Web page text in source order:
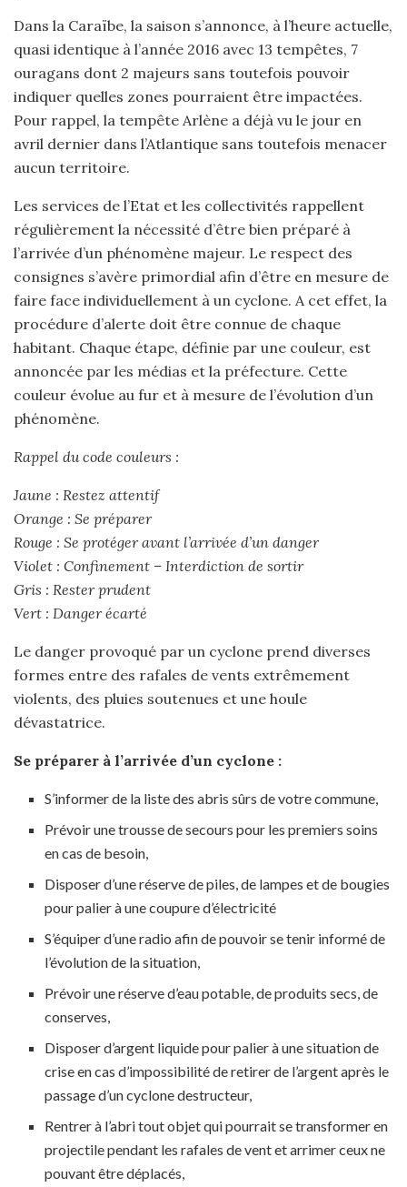
Dans la Caraïbe, la saison s’annonce, à l’heure actuelle,
quasi identique à l’année 2016 avec 13 tempêtes, 7
ouragans dont 2 majeurs sans toutefois pouvoir
indiquer quelles zones pourraient être impactées.
Pour rappel, la tempête Arlène a déjà vu le jour en
avril dernier dans l’Atlantique sans toutefois menacer
aucun territoire.
Les services de l’Etat et les collectivités rappellent
régulièrement la nécessité d’être bien préparé à
l’arrivée d’un phénomène majeur. Le respect des
consignes s’avère primordial afin d’être en mesure de
faire face individuellement à un cyclone. A cet effet, la
procédure d’alerte doit être connue de chaque
habitant. Chaque étape, définie par une couleur, est
annoncée par les médias et la préfecture. Cette
couleur évolue au fur et à mesure de l’évolution d’un
phénomène.
Rappel du code couleurs :
Jaune : Restez attentif
Orange : Se préparer
Rouge : Se protéger avant l’arrivée d’un danger
Violet : Confinement – Interdiction de sortir
Gris : Rester prudent
Vert : Danger écarté
Le danger provoqué par un cyclone prend diverses
formes entre des rafales de vents extrêmement
violents, des pluies soutenues et une houle
dévastatrice.
Se préparer à l’arrivée d’un cyclone :
S’informer de la liste des abris sûrs de votre commune,
Prévoir une trousse de secours pour les premiers soins
en cas de besoin,
Disposer d’une réserve de piles, de lampes et de bougies
pour palier à une coupure d’électricité
S’équiper d’une radio afin de pouvoir se tenir informé de
l’évolution de la situation,
Prévoir une réserve d’eau potable, de produits secs, de
conserves,
Disposer d’argent liquide pour palier à une situation de
crise en cas d’impossibilité de retirer de l’argent après le
passage d’un cyclone destructeur,
Rentrer à l’abri tout objet qui pourrait se transformer en
projectile pendant les rafales de vent et arrimer ceux ne
pouvant être déplacés,